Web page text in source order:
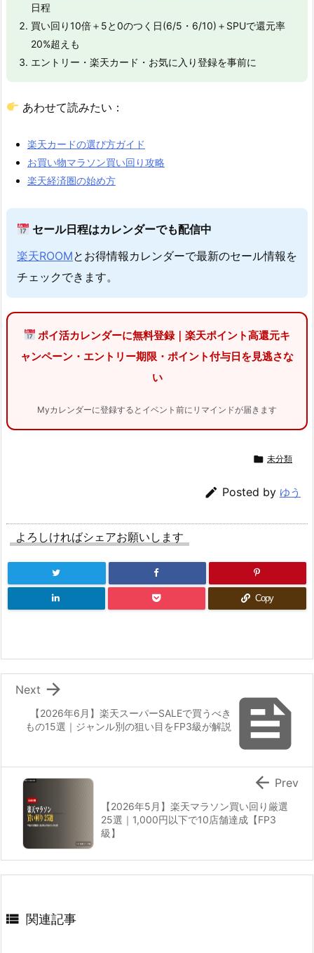
日程
買い回り10倍＋5と0のつく日(6/5・6/10)＋SPUで還元率
20%超えも
エントリー・楽天カード・お気に入り登録を事前に
あわせて読みたい：
楽天カードの選び方ガイド
お買い物マラソン買い回り攻略
楽天経済圏の始め方
セール日程はカレンダーでも配信中
楽天ROOMとお得情報カレンダーで最新のセール情報を
チェックできます。
ポイ活カレンダーに無料登録｜楽天ポイント高還元キ
ャンペーン・エントリー期限・ポイント付与日を見逃さな
い
Myカレンダーに登録するとイベント前にリマインドが届きます
 未分類
 Posted by ゆう
よろしければシェアお願いします
Copy

【2026年6月】楽天スーパーSALEで買うべき
もの15選｜ジャンル別の狙い目をFP3級が解説

Next
【2026年5月】楽天マラソン買い回り厳選
25選｜1,000円以下で10店舗達成【FP3
級】
 Prev
 関連記事